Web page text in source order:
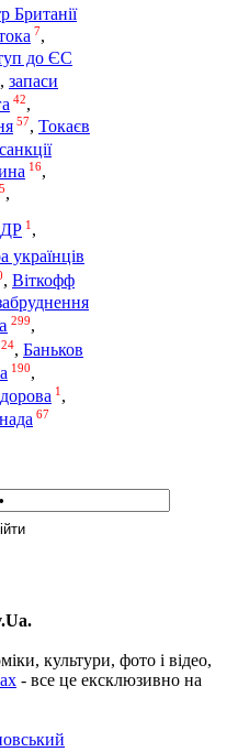
Британії
7,
до ЄС
, запаси
42,
57, Токаєв
санкції
16,
,
1 ,
українців
, Віткофф
299,
24, Баньков
190,
1,
67
культури, фото і відео,
- все це ексклюзивно на